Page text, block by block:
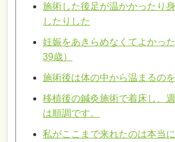
施術した後足が温かかったり
したりした
妊娠をあきらめなくてよかっ
39歳）
施術後は体の中から温まるのを
移植後の鍼灸施術で着床し、
は順調です。
私がここまで来れたのは本当